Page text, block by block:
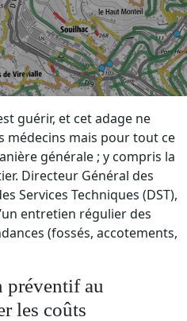
guérir, et cet adage ne
médecins mais pour tout ce
générale ; y compris la
Directeur Général des
Services Techniques (DST),
entretien régulier des
(fossés, accotements,
préventif au
les coûts